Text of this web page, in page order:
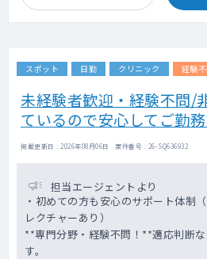
スポット 日勤 クリニック 経験
未経験者歓迎・経験不問/
ているので安心してご勤
掲載更新日 : 2026年08月06日 案件番号 : 26-SQ636932
担当エージェントより
・初めての方も安心のサポート体制
レクチャーあり）
**専門分野・経験不問！**適応判断
す。